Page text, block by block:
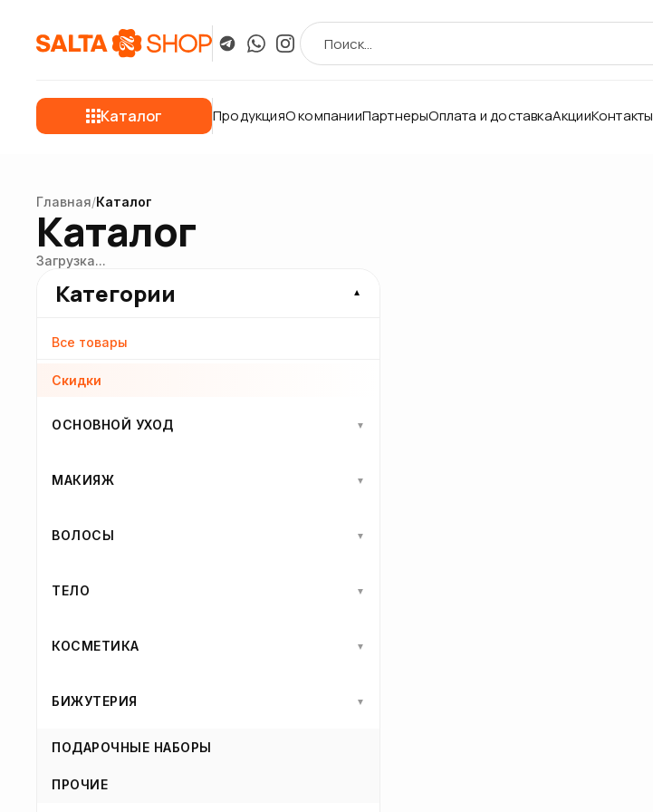
Каталог ПродукцияО компанииПартнерыОплата и доставкаАкцииКонтакты
Главная/Каталог
Каталог
Загрузка...
Категории ▼
Все товары
Скидки
ОСНОВНОЙ УХОД ▼
МАКИЯЖ ▼
ВОЛОСЫ ▼
ТЕЛО ▼
КОСМЕТИКА ▼
БИЖУТЕРИЯ ▼
ПОДАРОЧНЫЕ НАБОРЫ
ПРОЧИЕ